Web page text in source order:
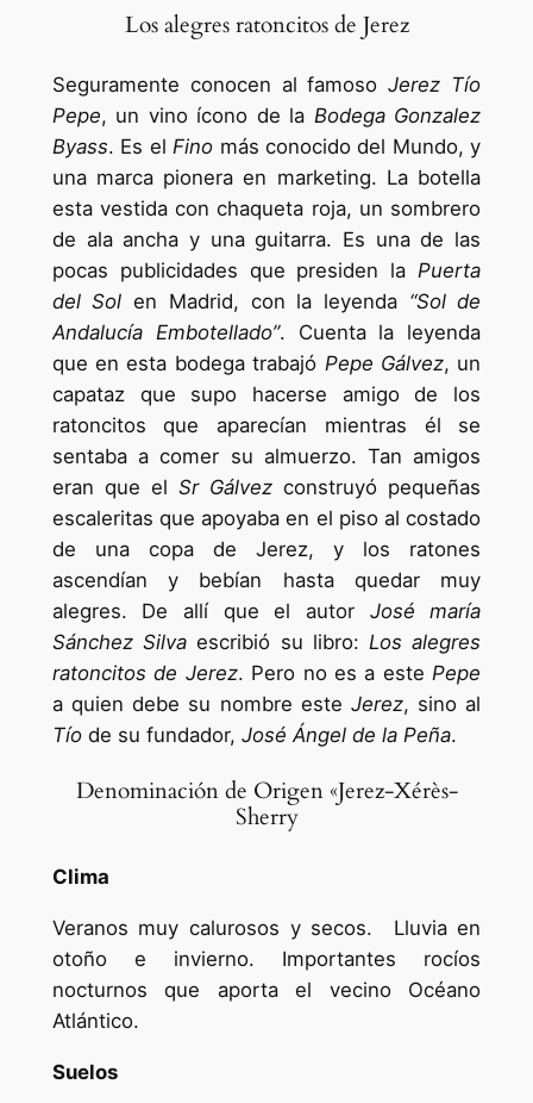
Los alegres ratoncitos de Jerez
Seguramente conocen al famosoJerez Tío
Pepe, un vino ícono de la Bodega Gonzalez
Byass. Es el Fino más conocido del Mundo, y
una marca pionera en marketing. La botella
esta vestida con chaqueta roja, un sombrero
de ala ancha y una guitarra. Es una de las
pocas publicidades que presiden la Puerta
del Sol en Madrid, con la leyenda “Sol de
Andalucía Embotellado”. Cuenta la leyenda
que en esta bodega trabajó Pepe Gálvez, un
capataz que supo hacerse amigo de los
ratoncitos que aparecían mientras él se
sentaba a comer su almuerzo. Tan amigos
eran que el Sr Gálvez construyó pequeñas
escaleritas que apoyaba en el piso al costado
de una copa de Jerez, y los ratones
ascendían y bebían hasta quedar muy
alegres. De allí que el autor José maría
Sánchez Silva escribió su libro: Los alegres
ratoncitos de Jerez. Pero no es a este Pepe
a quien debe su nombre este Jerez, sino al
Tíode su fundador, José Ángel de la Peña.
Denominación de Origen «Jerez-Xérès-
Sherry
Clima
Veranos muy calurosos y secos. Lluvia en
otoño e invierno. Importantes rocíos
nocturnos que aporta el vecino Océano
Atlántico.
Suelos